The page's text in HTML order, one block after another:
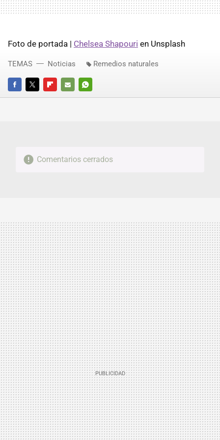
Foto de portada | Chelsea Shapouri en Unsplash
FACEBOOKTWITTERFLIPBOARD
E-
WHATSAPP
TEMAS Noticias Remedios naturales
Comentarios cerrados